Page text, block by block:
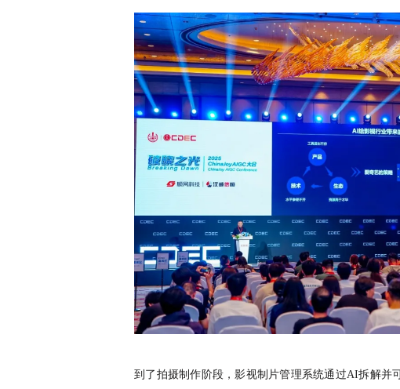
到了拍摄制作阶段，影视制片管理系统通过AI拆解并